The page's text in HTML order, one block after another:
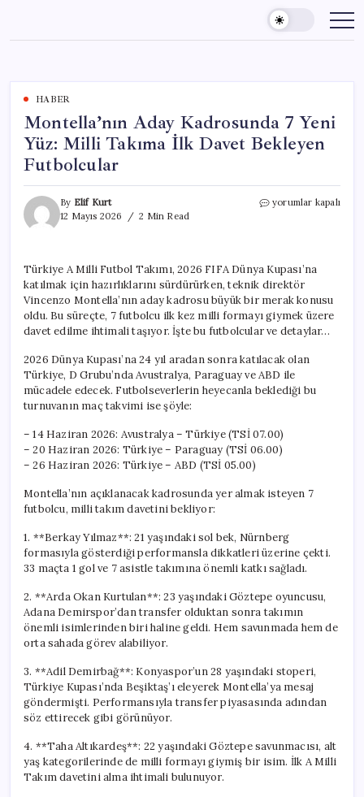
content
HABER
Montella’nın Aday Kadrosunda 7 Yeni
Yüz: Milli Takıma İlk Davet Bekleyen
Futbolcular
By Elif Kurt
12 Mayıs 2026
2 Min Read
Montella’nın
Yüz:
Milli
Takıma
İlk
Davet
Bekleyen
Futbolcular
için
yorumlar kapalı
Türkiye A Milli Futbol Takımı, 2026 FIFA Dünya Kupası’na
katılmak için hazırlıklarını sürdürürken, teknik direktör
Vincenzo Montella’nın aday kadrosu büyük bir merak konusu
oldu. Bu süreçte, 7 futbolcu ilk kez milli formayı giymek üzere
davet edilme ihtimali taşıyor. İşte bu futbolcular ve detaylar…
2026 Dünya Kupası’na 24 yıl aradan sonra katılacak olan
Türkiye, D Grubu’nda Avustralya, Paraguay ve ABD ile
mücadele edecek. Futbolseverlerin heyecanla beklediği bu
turnuvanın maç takvimi ise şöyle:
– 14 Haziran 2026: Avustralya – Türkiye (TSİ 07.00)
– 20 Haziran 2026: Türkiye – Paraguay (TSİ 06.00)
– 26 Haziran 2026: Türkiye – ABD (TSİ 05.00)
Montella’nın açıklanacak kadrosunda yer almak isteyen 7
futbolcu, milli takım davetini bekliyor:
1. **Berkay Yılmaz**: 21 yaşındaki sol bek, Nürnberg
formasıyla gösterdiği performansla dikkatleri üzerine çekti.
33 maçta 1 gol ve 7 asistle takımına önemli katkı sağladı.
2. **Arda Okan Kurtulan**: 23 yaşındaki Göztepe oyuncusu,
Adana Demirspor’dan transfer olduktan sonra takımın
önemli isimlerinden biri haline geldi. Hem savunmada hem de
orta sahada görev alabiliyor.
3. **Adil Demirbağ**: Konyaspor’un 28 yaşındaki stoperi,
Türkiye Kupası’nda Beşiktaş’ı eleyerek Montella’ya mesaj
göndermişti. Performansıyla transfer piyasasında adından
söz ettirecek gibi görünüyor.
4. **Taha Altıkardeş**: 22 yaşındaki Göztepe savunmacısı, alt
yaş kategorilerinde de milli formayı giymiş bir isim. İlk A Milli
Takım davetini alma ihtimali bulunuyor.